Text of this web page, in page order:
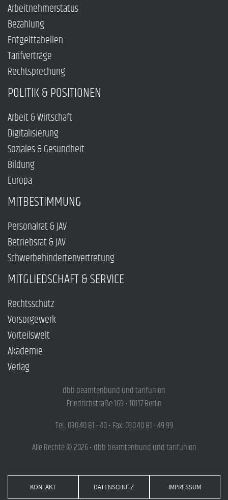
Arbeitnehmerstatus
Bezahlung
Entgelttabellen
Tarifverträge
Rechtsprechung
POLITIK & POSITIONEN
Arbeit & Wirtschaft
Digitalisierung
Soziales & Gesundheit
Bildung
Europa
MITBESTIMMUNG
Personalrat & JAV
Betriebsrat & JAV
Schwerbehindertenvertretung
MITGLIEDSCHAFT & SERVICE
Rechtsschutz
Vorsorgewerk
Vorteilswelt
Akademie
Verlag
dbb beamtenbund und tarifunion
Friedrichstraße 169 • 10117 Berlin
Tel.: 030.40 81 - 40 • Fax: 030.40 81 - 49 99
Alle Rechte © 2026 • dbb beamtenbund und tarifunion
KONTAKT DATENSCHUTZ IMPRESSUM